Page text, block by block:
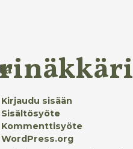
Kirjaudu sisään
Sisältösyöte
Kommenttisyöte
WordPress.org